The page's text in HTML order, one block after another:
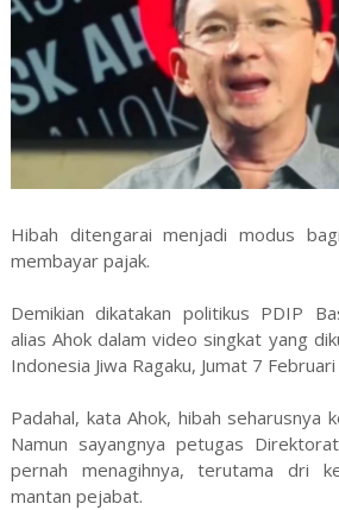
Hibah ditengarai menjadi modus
membayar pajak.
Demikian dikatakan politikus PDIP
alias Ahok dalam video singkat yang
Indonesia Jiwa Ragaku, Jumat 7
Padahal, kata Ahok, hibah seharusnya
Namun sayangnya petugas
pernah menagihnya, terutama dri
mantan pejabat.